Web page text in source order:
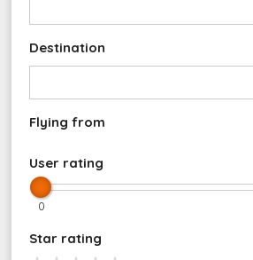
Flying from
Destination
User rating
0
Star rating